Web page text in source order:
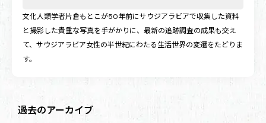
文化人類学者片倉もとこが50年前にサウジアラビアで収集した資料
と撮影した貴重な写真を手がかりに、最新の追跡調査の成果も交え
て、サウジアラビア女性の半世紀にわたる生活世界の変遷をたどりま
す。
過去のアーカイブ